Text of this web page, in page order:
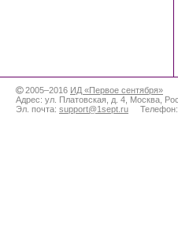
2005–2016 ИД «Первое сентября»
Адрес: ул. Платовская, д. 4 Москва
Эл. почта: support@1sept.ru Телефон: